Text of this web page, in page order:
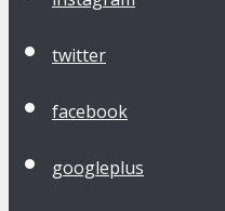
twitter
facebook
googleplus